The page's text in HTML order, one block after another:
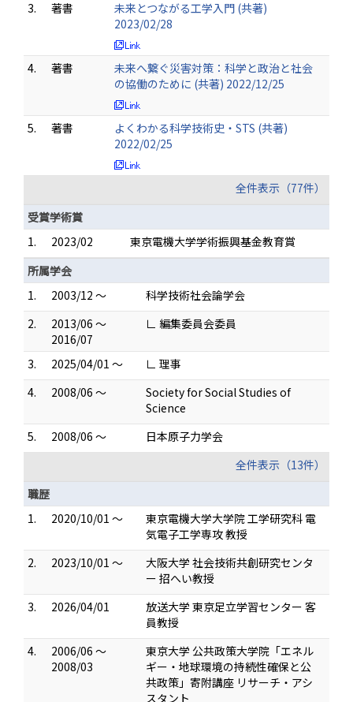
3. 著書
未来とつながる工学入門 (共著)
2023/02/28
4. 著書
未来へ繋ぐ災害対策：科学と政治と社会
の協働のために (共著) 2022/12/25
5. 著書
よくわかる科学技術史・STS (共著)
2022/02/25
全件表示（77件）
受賞学術賞
1.
2023/02
東京電機大学学術振興基金教育賞
所属学会
1.
2003/12 ～
科学技術社会論学会
2.
2013/06 ～
2016/07
∟ 編集委員会委員
3. 2025/04/01 ～
∟ 理事
4.
2008/06 ～
Society for Social Studies of
Science
5.
2008/06 ～
日本原子力学会
全件表示（13件）
職歴
1.
2020/10/01 ～
東京電機大学大学院 工学研究科 電
気電子工学専攻 教授
2.
2023/10/01 ～
大阪大学 社会技術共創研究センタ
ー 招へい教授
3.
2026/04/01
放送大学 東京足立学習センター 客
員教授
4.
2006/06 ～
2008/03
東京大学 公共政策大学院「エネル
ギー・地球環境の持続性確保と公
共政策」寄附講座 リサーチ・アシ
スタント